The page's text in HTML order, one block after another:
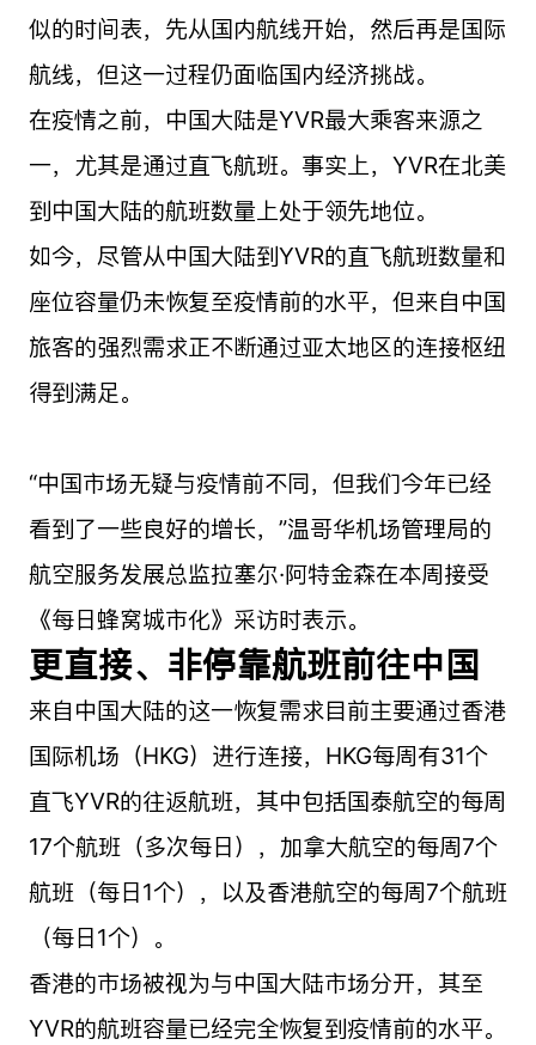
似的时间表，先从国内航线开始，然后再是国际
航线，但这一过程仍面临国内经济挑战。
在疫情之前，中国大陆是YVR最大乘客来源之
一，尤其是通过直飞航班。事实上，YVR在北美
到中国大陆的航班数量上处于领先地位。
如今，尽管从中国大陆到YVR的直飞航班数量和
座位容量仍未恢复至疫情前的水平，但来自中国
旅客的强烈需求正不断通过亚太地区的连接枢纽
得到满足。
“中国市场无疑与疫情前不同，但我们今年已经
看到了一些良好的增长，”温哥华机场管理局的
航空服务发展总监拉塞尔·阿特金森在本周接受
《每日蜂窝城市化》采访时表示。
更直接、非停靠航班前往中国
来自中国大陆的这一恢复需求目前主要通过香港
国际机场（HKG）进行连接，HKG每周有31个
直飞YVR的往返航班，其中包括国泰航空的每周
17个航班（多次每日），加拿大航空的每周7个
航班（每日1个），以及香港航空的每周7个航班
（每日1个）。
香港的市场被视为与中国大陆市场分开，其至
YVR的航班容量已经完全恢复到疫情前的水平。